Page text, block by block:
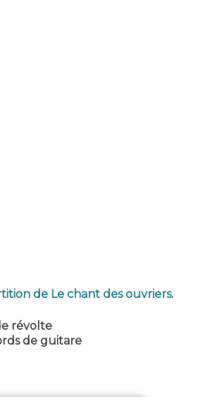
de Le chant des ouvriers.
révolte
de guitare